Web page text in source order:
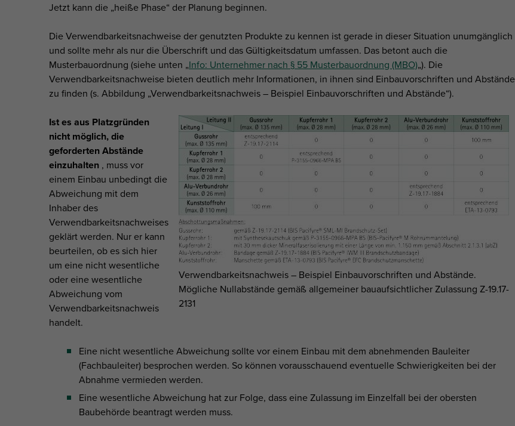
Jetzt kann die „heiße Phase“ der Planung beginnen.
Die Verwendbarkeitsnachweise der genutzten Produkte zu kennen ist gerade in dieser Situation unumgänglich
und sollte mehr als nur die Überschrift und das Gültigkeitsdatum umfassen. Das betont auch die
Musterbauordnung (siehe unten „Info: Unternehmer nach § 55 Musterbauordnung (MBO)„). Die
Verwendbarkeitsnachweise bieten deutlich mehr Informationen, in ihnen sind Einbauvorschriften und Abstände
zu finden (s. Abbildung „Verwendbarkeitsnachweis – Beispiel Einbauvorschriften und Abstände“).
Verwendbarkeitsnachweis – Beispiel Einbauvorschriften und Abstände.
Mögliche Nullabstände gemäß allgemeiner bauaufsichtlicher Zulassung Z-19.17-
2131
Ist es aus Platzgründen
nicht möglich, die
geforderten Abstände
einzuhalten , muss vor
einem Einbau unbedingt die
Abweichung mit dem
Inhaber des
Verwendbarkeitsnachweises
geklärt werden. Nur er kann
beurteilen, ob es sich hier
um eine nicht wesentliche
oder eine wesentliche
Abweichung vom
Verwendbarkeitsnachweis
handelt.
Eine nicht wesentliche Abweichung sollte vor einem Einbau mit dem abnehmenden Bauleiter
(Fachbauleiter) besprochen werden. So können vorausschauend eventuelle Schwierigkeiten bei der
Abnahme vermieden werden.
Eine wesentliche Abweichung hat zur Folge, dass eine Zulassung im Einzelfall bei der obersten
Baubehörde beantragt werden muss.